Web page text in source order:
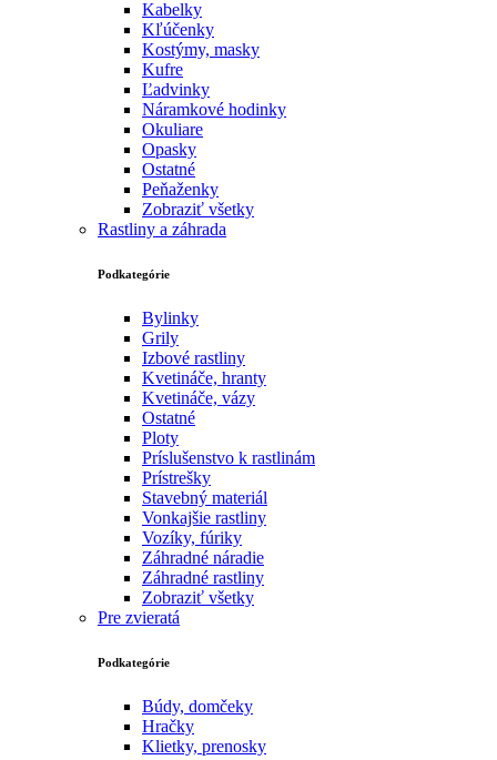
Kabelky
Kľúčenky
Kostýmy, masky
Kufre
Ľadvinky
Náramkové hodinky
Okuliare
Opasky
Ostatné
Peňaženky
Zobraziť všetky
Rastliny a záhrada
Podkategórie
Bylinky
Grily
Izbové rastliny
Kvetináče, hranty
Kvetináče, vázy
Ostatné
Ploty
Príslušenstvo k rastlinám
Prístrešky
Stavebný materiál
Vonkajšie rastliny
Vozíky, fúriky
Záhradné náradie
Záhradné rastliny
Zobraziť všetky
Pre zvieratá
Podkategórie
Búdy, domčeky
Hračky
Klietky, prenosky